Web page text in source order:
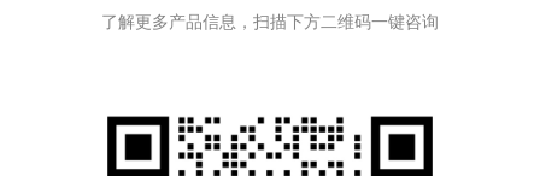
了解更多产品信息，扫描下方二维码一键咨询